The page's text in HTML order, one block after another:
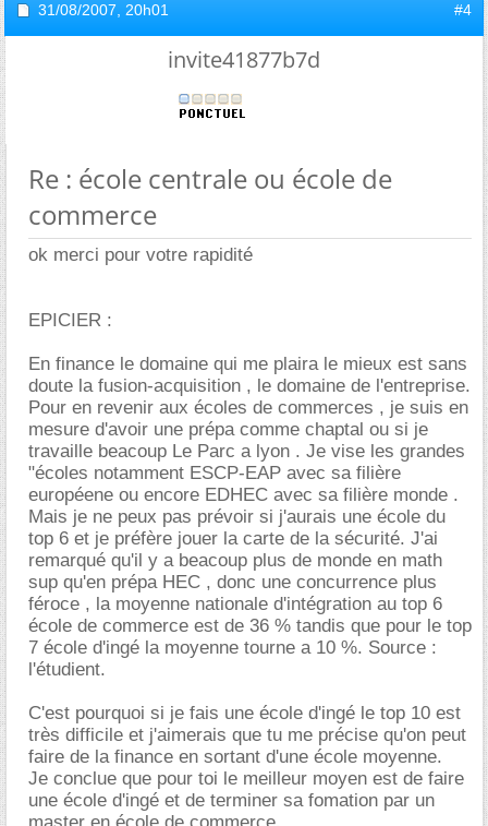
31/08/2007, 20h01 #4
invite41877b7d
Re : école centrale ou école de
commerce
ok merci pour votre rapidité
EPICIER :
En finance le domaine qui me plaira le mieux est sans
doute la fusion-acquisition , le domaine de l'entreprise.
Pour en revenir aux écoles de commerces , je suis en
mesure d'avoir une prépa comme chaptal ou si je
travaille beacoup Le Parc a lyon . Je vise les grandes
"écoles notamment ESCP-EAP avec sa filière
européene ou encore EDHEC avec sa filière monde .
Mais je ne peux pas prévoir si j'aurais une école du
top 6 et je préfère jouer la carte de la sécurité. J'ai
remarqué qu'il y a beacoup plus de monde en math
sup qu'en prépa HEC , donc une concurrence plus
féroce , la moyenne nationale d'intégration au top 6
école de commerce est de 36 % tandis que pour le top
7 école d'ingé la moyenne tourne a 10 %. Source :
l'étudient.
C'est pourquoi si je fais une école d'ingé le top 10 est
très difficile et j'aimerais que tu me précise qu'on peut
faire de la finance en sortant d'une école moyenne.
Je conclue que pour toi le meilleur moyen est de faire
une école d'ingé et de terminer sa fomation par un